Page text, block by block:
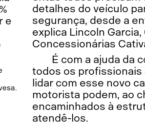
e
detalhes do veículo
segurança, desde a
explica Lincoln
Concessionárias
É com a ajuda da
todos os profissionais
lidar com esse novo
motorista podem, ao
encaminhados à
atendê-los.